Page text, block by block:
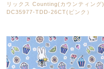
リックス Counting(カウンティング)
DC35977-TDD-26CT(ピンク）